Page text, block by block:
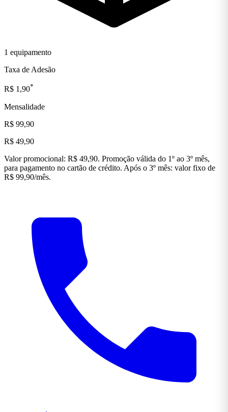
1 equipamento
Taxa de Adesão
R$ 1,90*
Mensalidade
R$ 99,90
R$ 49,90
Valor promocional: R$ 49,90. Promoção válida do 1º ao 3º mês,
para pagamento no cartão de crédito. Após o 3º mês: valor fixo de
R$ 99,90/mês.